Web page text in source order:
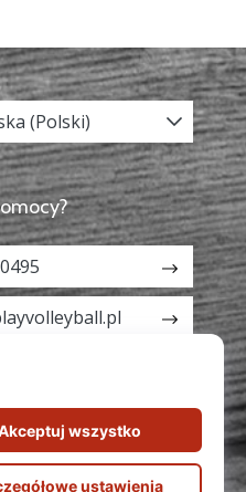
(Polski)